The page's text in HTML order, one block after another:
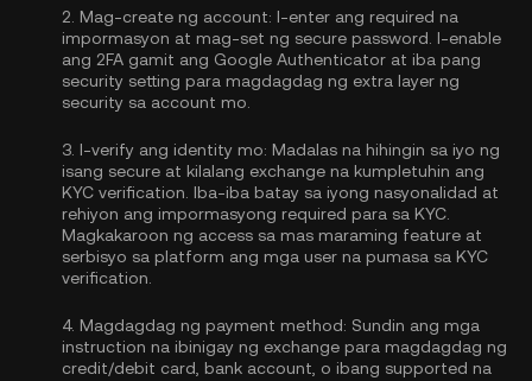
2. Mag-create ng account: I-enter ang required na
impormasyon at mag-set ng secure password. I-enable
ang 2FA gamit ang Google Authenticator at iba pang
security setting para magdagdag ng extra layer ng
security sa account mo.
3. I-verify ang identity mo: Madalas na hihingin sa iyo ng
isang secure at kilalang exchange na kumpletuhin ang
KYC verification . Iba-iba batay sa iyong nasyonalidad at
rehiyon ang impormasyong required para sa KYC.
Magkakaroon ng access sa mas maraming feature at
serbisyo sa platform ang mga user na pumasa sa KYC
verification.
4. Magdagdag ng payment method: Sundin ang mga
instruction na ibinigay ng exchange para magdagdag ng
credit/debit card, bank account, o ibang supported na